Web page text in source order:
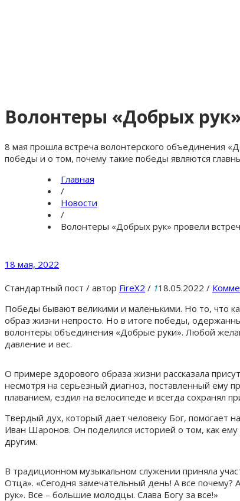
Волонтеры «Добрых
8 мая прошла встреча волонтерского объединения
победы и о том, почему такие победы являются
Главная
/
Новости
/
Волонтеры «Добрых рук» провели
18 мая, 2022
Стандартный пост / автор FireX2 / 118.05.2022 /
Победы бывают великими и маленькими. Но то, что
образ жизни непросто. Но в итоге победы,
волонтеры объединения «Добрые руки». Любой
давление и вес.
О примере здорового образа жизни рассказала
несмотря на серьезный диагноз, поставленный ему
плаванием, ездил на велосипеде и всегда сохранял
Твердый дух, который дает человеку Бог, помогает
Иван Шаронов. Он поделился историей о том, как
другим.
В традиционном музыкальном служении приняла
Отца». «Сегодня замечательный день! А все
рук». Все – большие молодцы. Слава Богу за все!»